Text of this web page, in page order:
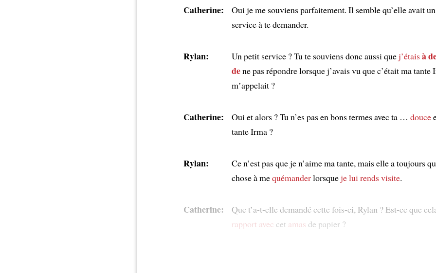
Catherine:
Oui je me souviens parfaitement. Il semble qu’elle avait
service à te demander.
Rylan: Un petit service ? Tu te souviens donc aussi quej’étaisà
dene pas répondre lorsque j’avais vu que c’était ma tante
m’appelait ?
Catherine: Oui et alors ? Tu n’es pas en bons termes avec ta … douce
tante Irma ?
Rylan:
Ce n’est pas que je n’aime ma tante, mais elle a toujours
chose à mequémanderlorsqueje lui rends visite.
Catherine:
Que t’a-t-elle demandé cette fois-ci, Rylan ? Est-ce que
rapport avec cet amas de papier ?